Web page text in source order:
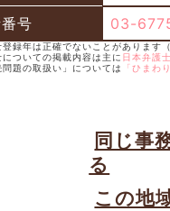
号
03-
録年は正確でないことがあります
ついての掲載内容は主に 日本弁護
題の取扱い」については
「ひまわ
同じ事
る
この地